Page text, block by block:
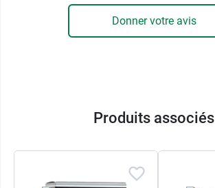
Donner votre avis
Produits associés